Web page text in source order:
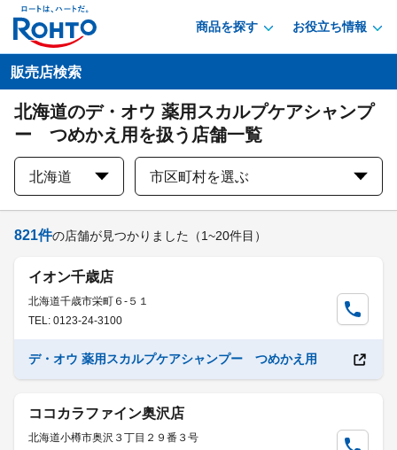
商品を探す お役立ち情報
販売店検索
北海道のデ・オウ 薬用スカルプケアシャンプ
ー つめかえ用を扱う店舗一覧
北海道 市区町村を選ぶ
821件の店舗が見つかりました （1~20件目）
イオン千歳店
北海道千歳市栄町６-５１
TEL: 0123-24-3100
デ・オウ 薬用スカルプケアシャンプー つめかえ用
ココカラファイン奥沢店
北海道小樽市奥沢３丁目２９番３号